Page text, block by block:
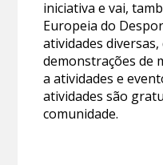
iniciativa e vai,
Europeia do
atividades diversas,
demonstrações de
a atividades e
atividades são
comunidade.